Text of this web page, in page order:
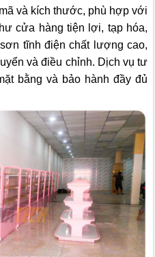
và kích thước, phù hợp với
cửa hàng tiện lợi, tạp hóa,
tĩnh điện chất lượng cao,
và điều chỉnh. Dịch vụ tư
bằng và bảo hành đầy đủ